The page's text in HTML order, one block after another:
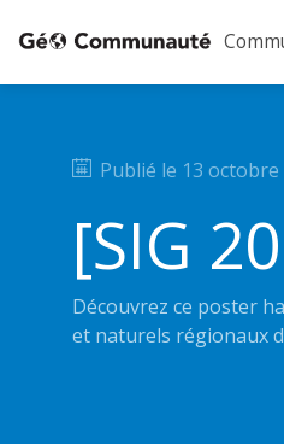
Publié le 13 octobre
[SIG
Découvrez ce poster
et naturels régionaux